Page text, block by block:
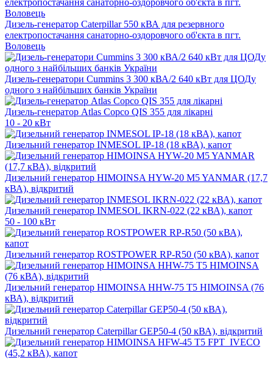
Дизель-генератор Caterpillar 550 кВА для резервного
електропостачання санаторно-оздоровчого об'єкта в пгт.
Воловець
Дизель-генератори Cummins 3 300 кВА/2 640 кВт для ЦОДу
одного з найбільших банків України
Дизель-генератор Atlas Copco QIS 355 для лікарні
10 - 20 кВт
Дизельний генератор INMESOL IP-18 (18 кВА), капот
Дизельний генератор HIMOINSA HYW-20 M5 YANMAR (17,7
кВА), відкритий
Дизельний генератор INMESOL IKRN-022 (22 кВА), капот
50 - 100 кВт
Дизельний генератор ROSTPOWER RP-R50 (50 кВА), капот
Дизельний генератор HIMOINSA HHW-75 T5 HIMOINSA (76
кВА), відкритий
Дизельний генератор Caterpillar GEP50-4 (50 кВА), відкритий